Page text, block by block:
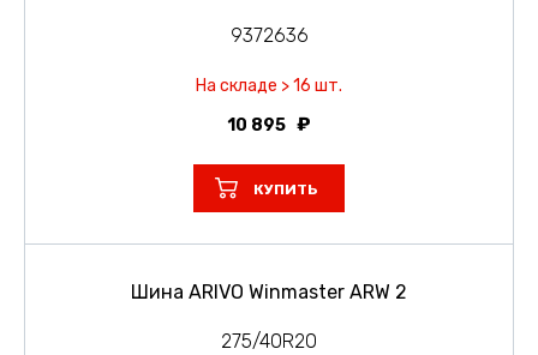
9372636
На складе > 16 шт.
10 895
КУПИТЬ
Шина ARIVO Winmaster ARW 2
275/40R20